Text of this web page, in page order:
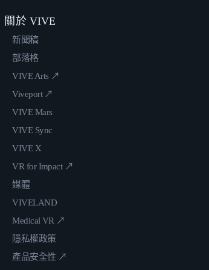
關於 VIVE
新聞稿
部落格
VIVE Arts ↗
Viveport ↗
VIVE Mars
VIVE Sync
VIVE X
VR for Impact ↗
媒體
VIVELAND
Medical VR ↗
隱私權政策
產品安全性 ↗